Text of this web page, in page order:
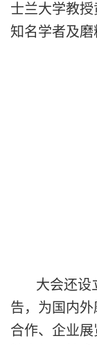
士兰大学教
知名学者及磨
大会还设
告，为国内
合作、企业